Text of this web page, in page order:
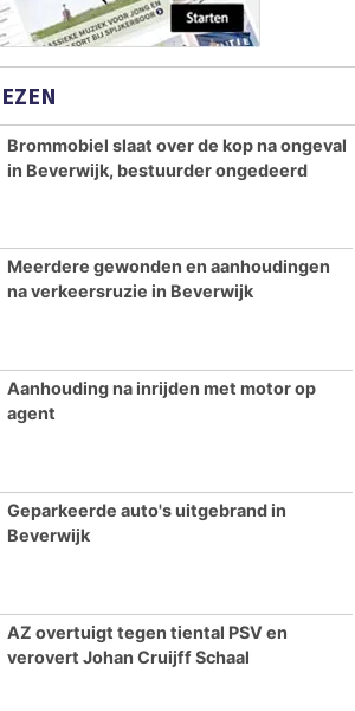
Brommobiel slaat over de kop na ongeval
in Beverwijk, bestuurder ongedeerd
Meerdere gewonden en aanhoudingen
na verkeersruzie in Beverwijk
Aanhouding na inrijden met motor op
agent
Geparkeerde auto's uitgebrand in
Beverwijk
AZ overtuigt tegen tiental PSV en
verovert Johan Cruijff Schaal